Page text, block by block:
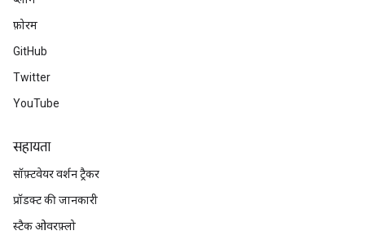
फ़ोरम
GitHub
Twitter
YouTube
सहायता
सॉफ़्टवेयर वर्शन ट्रैकर
प्रॉडक्ट की जानकारी
स्टैक ओवरफ़्लो